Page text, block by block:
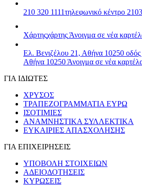
210 320 1111τηλεφωνικό κέντρο
Χάρτηςχάρτης Άνοιγμα σε νέα
Ελ. Βενιζέλου 21, Αθήνα 10250
Αθήνα 10250 Άνοιγμα σε νέα
ΓΙΑ ΙΔΙΩΤΕΣ
ΧΡΥΣΟΣ
ΤΡΑΠΕΖΟΓΡΑΜΜΑΤΙΑ ΕΥΡΩ
ΙΣΟΤΙΜΙΕΣ
ΑΝΑΜΝΗΣΤΙΚΑ ΣΥΛΛΕΚΤΙΚΑ
ΕΥΚΑΙΡΙΕΣ ΑΠΑΣΧΟΛΗΣΗΣ
ΓΙΑ ΕΠΙΧΕΙΡΗΣΕΙΣ
ΥΠΟΒΟΛΗ ΣΤΟΙΧΕΙΩΝ
ΑΔΕΙΟΔΟΤΗΣΕΙΣ
ΚΥΡΩΣΕΙΣ